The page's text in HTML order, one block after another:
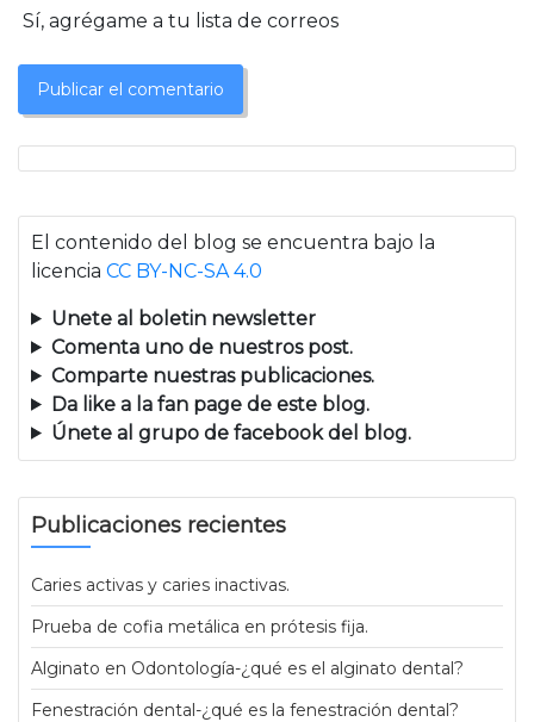
Sí, agrégame a tu lista de correos
El contenido del blog se encuentra bajo la
licencia CC BY-NC-SA 4.0
Unete al boletin newsletter
Comenta uno de nuestros post.
Comparte nuestras publicaciones.
Da like a la fan page de este blog.
Únete al grupo de facebook del blog.
Publicaciones recientes
Caries activas y caries inactivas.
Prueba de cofia metálica en prótesis fija.
Alginato en Odontología-¿qué es el alginato dental?
Fenestración dental-¿qué es la fenestración dental?